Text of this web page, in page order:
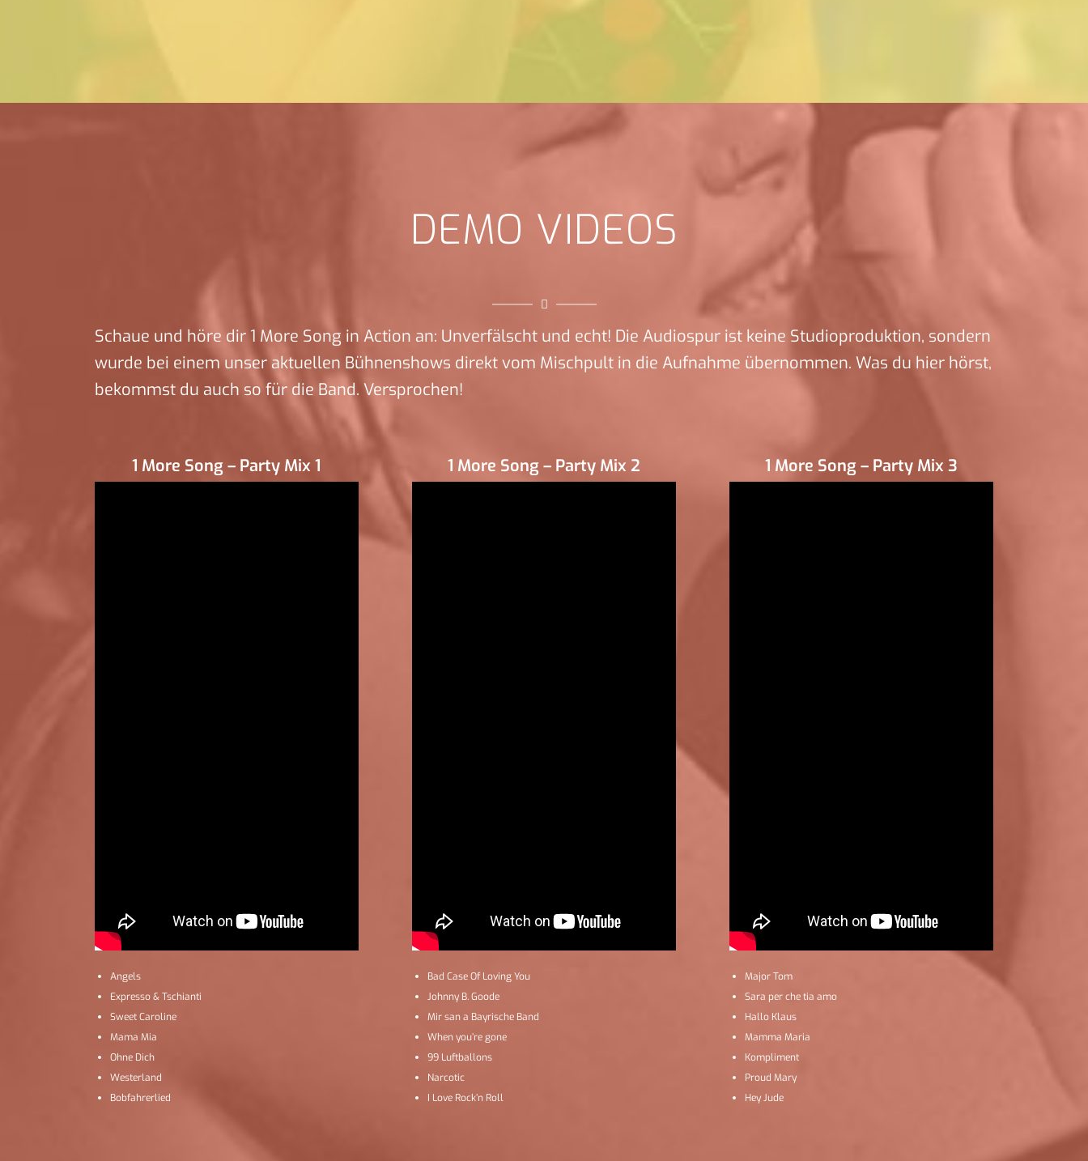
DEMO VIDEOS
Schaue und höre dir 1 More Song in Action an: Unverfälscht und echt! Die Audiospur ist keine Studioproduktion, sondern
wurde bei einem unser aktuellen Bühnenshows direkt vom Mischpult in die Aufnahme übernommen. Was du hier hörst,
bekommst du auch so für die Band. Versprochen!
1 More Song – Party Mix 1
Angels
Expresso & Tschianti
Sweet Caroline
Mama Mia
Ohne Dich
Westerland
Bobfahrerlied
1 More Song – Party Mix 2
Bad Case Of Loving You
Johnny B. Goode
Mir san a Bayrische Band
When you’re gone
99 Luftballons
Narcotic
I Love Rock’n Roll
1 More Song – Party Mix 3
Major Tom
Sara per che tia amo
Hallo Klaus
Mamma Maria
Kompliment
Proud Mary
Hey Jude